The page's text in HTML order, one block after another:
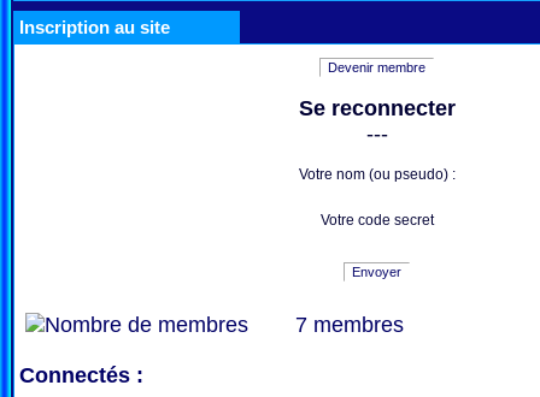
Inscription au site
Devenir membre
Se reconnecter
---
Votre nom (ou pseudo) :
Votre code secret
Envoyer
7 membres
Connectés :